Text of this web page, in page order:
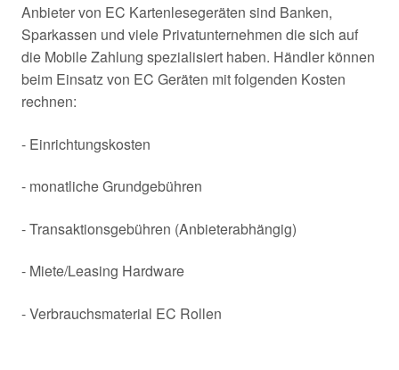
Anbieter von EC Kartenlesegeräten sind Banken,
Sparkassen und viele Privatunternehmen die sich auf
die Mobile Zahlung spezialisiert haben. Händler können
beim Einsatz von EC Geräten mit folgenden Kosten
rechnen:
- Einrichtungskosten
- monatliche Grundgebühren
- Transaktionsgebühren (Anbieterabhängig)
- Miete/Leasing Hardware
- Verbrauchsmaterial EC Rollen